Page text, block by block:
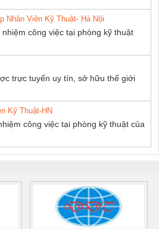
Nhân Viên Kỹ Thuật- Hà Nội
công việc tại phòng kỹ thuật
trực tuyến uy tín, sở hữu thế giới
Kỹ Thuật-HN
công việc tại phòng kỹ thuật của